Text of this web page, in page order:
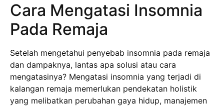
Cara Mengatasi Insomnia
Pada Remaja
Setelah mengetahui penyebab insomnia pada remaja
dan dampaknya, lantas apa solusi atau cara
mengatasinya? Mengatasi insomnia yang terjadi di
kalangan remaja memerlukan pendekatan holistik
yang melibatkan perubahan gaya hidup, manajemen